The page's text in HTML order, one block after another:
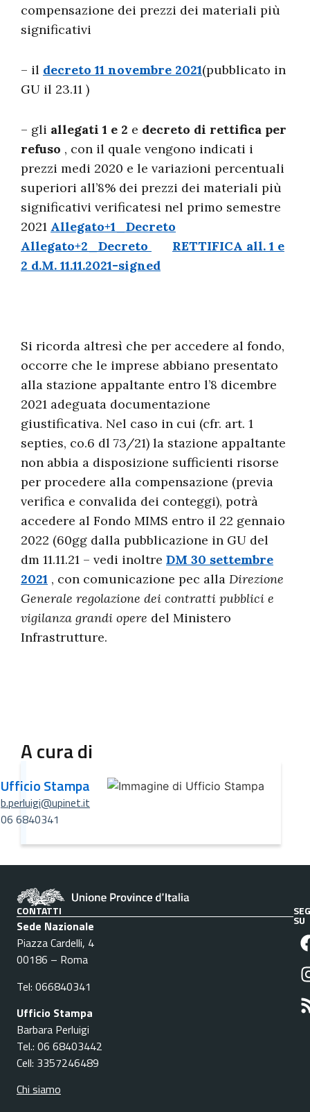
compensazione dei prezzi dei materiali più
significativi
– il decreto 11 novembre 2021(pubblicato in
GU il 23.11 )
– gli allegati 1 e 2 e decreto di rettifica per
refuso , con il quale vengono indicati i
prezzi medi 2020 e le variazioni percentuali
superiori all’8% dei prezzi dei materiali più
significativi verificatesi nel primo semestre
2021 Allegato+1_Decreto
Allegato+2_Decreto
RETTIFICA all. 1 e
2 d.M. 11.11.2021-signed
Si ricorda altresì che per accedere al fondo,
occorre che le imprese abbiano presentato
alla stazione appaltante entro l’8 dicembre
2021 adeguata documentazione
giustificativa. Nel caso in cui (cfr. art. 1
septies, co.6 dl 73/21) la stazione appaltante
non abbia a disposizione sufficienti risorse
per procedere alla compensazione (previa
verifica e convalida dei conteggi), potrà
accedere al Fondo MIMS entro il 22 gennaio
2022 (60gg dalla pubblicazione in GU del
dm 11.11.21 – vedi inoltre DM 30 settembre
2021 , con comunicazione pec alla Direzione
Generale regolazione dei contratti pubblici e
vigilanza grandi opere del Ministero
Infrastrutture.
A cura di
Ufficio Stampa
b.perluigi@upinet.it
06 6840341
CONTATTI
Sede Nazionale
Piazza Cardelli, 4
00186 – Roma
Tel: 066840341
Ufficio Stampa
Barbara Perluigi
Tel.: 06 68403442
Cell: 3357246489
Chi siamo
SU